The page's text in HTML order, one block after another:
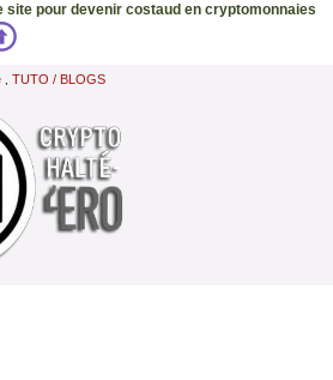
site pour devenir costaud en cryptomonnaies
, TUTO / BLOGS